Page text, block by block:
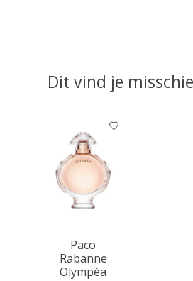
Dit vind je
Items van productcarrousel
Paco
Rabanne
Olympéa